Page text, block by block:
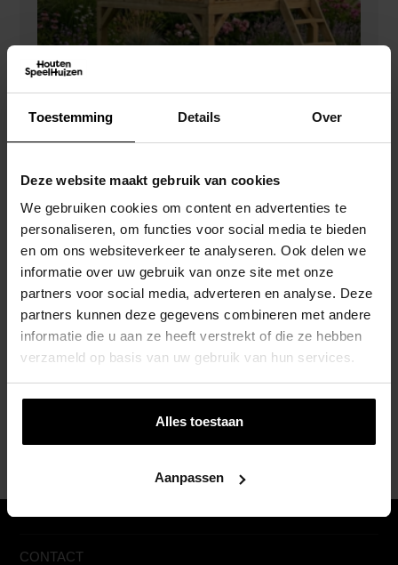
Toestemming Details Over
Deze website maakt gebruik van cookies
We gebruiken cookies om content en advertenties te
personaliseren, om functies voor social media te bieden
en om ons websiteverkeer te analyseren. Ook delen we
informatie over uw gebruik van onze site met onze
partners voor social media, adverteren en analyse. Deze
partners kunnen deze gegevens combineren met andere
informatie die u aan ze heeft verstrekt of die ze hebben
verzameld op basis van uw gebruik van hun services.
Alles toestaan
Aanpassen
Houten Speelhuis Saloon Op Platform
Aanbouwschommel- Prestige Garden
CONTACT